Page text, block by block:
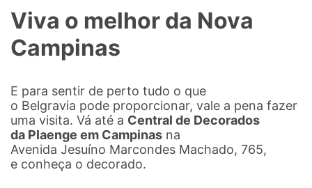
Viva o melhor da Nova
Campinas
E para sentir de perto tudo o que
o Belgravia pode proporcionar, vale a pena fazer
uma visita. Vá até a Central de Decorados
da Plaenge em Campinas na
Avenida Jesuíno Marcondes Machado, 765,
e conheça o decorado.